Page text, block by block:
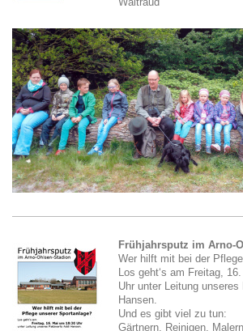
Waltraud
Frühjahrsputz im Arno-
Wer hilft mit bei der
Los geht‘s am Freitag,
Uhr unter Leitung unseres
Hansen.
Und es gibt viel zu tun:
Gärtnern, Reinigen,